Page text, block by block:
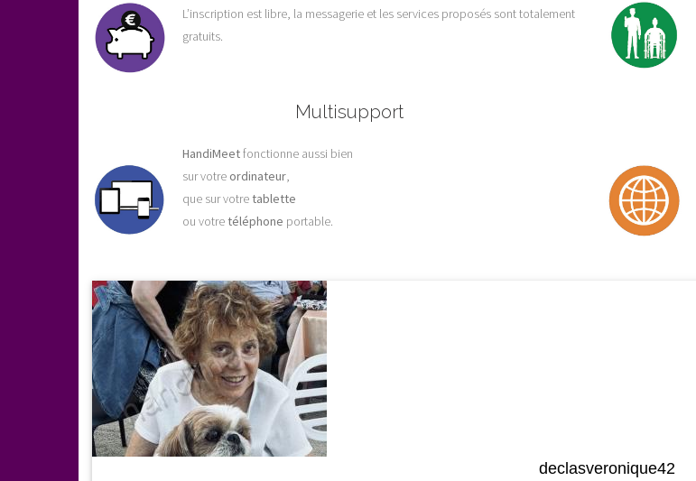
L’inscription est libre, la messagerie et les services proposés sont totalement
gratuits.
Multisupport
HandiMeetfonctionne aussi bien
sur votre ordinateur,
que sur votretablette
ou votretéléphone portable.
declasveronique42